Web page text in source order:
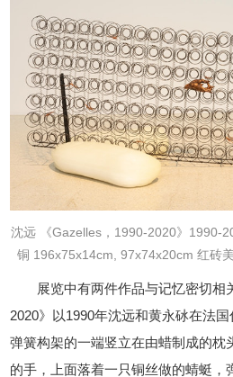
沈远 《Gazelles，1990-2020》 1990-
铜 196x75x14cm, 97x74x20cm 红砖
展览中有两件作品与记忆密切相
2020》以1990年沈远和黄永砅在法
弹簧构架的一端竖立在由蜡制成的枕
的手，上面落着一只铜丝做的蜻蜓，